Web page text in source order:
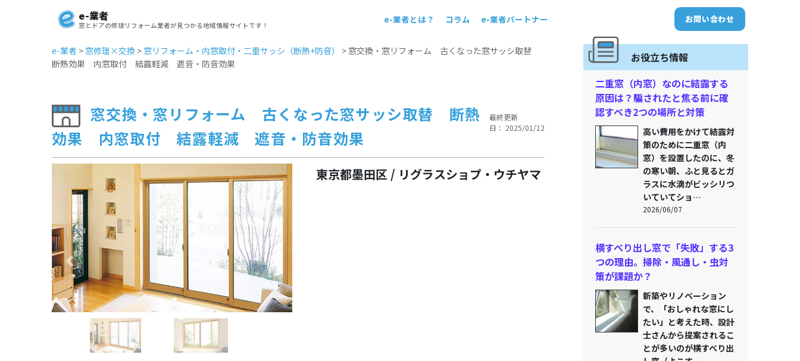
e-業者
窓とドアの修理リフォーム業者が見つかる地域情報サイトです！
e-業者とは？ コラム e-業者パートナー お問い合わせ
e-業者 > 窓修理×交換 > 窓リフォーム・内窓取付・二重サッシ（断熱+防音） > 窓交換・窓リフォーム 古くなった窓サッシ取替
断熱効果 内窓取付 結露軽減 遮音・防音効果
窓交換・窓リフォーム 古くなった窓サッシ取替 断熱
効果 内窓取付 結露軽減 遮音・防音効果
最終更新
日： 2025/01/12
Previous Next
東京都墨田区 / リグラスショプ・ウチヤマ
お役立ち情報
二重窓（内窓）なのに結露する
原因は？騙されたと焦る前に確
認すべき2つの場所と対策
高い費用をかけて結露対
策のために二重窓（内
窓）を設置したのに、冬
の寒い朝、ふと見るとガ
ラスに水滴がビッシリつ
いていてショ…
2026/06/07
横すべり出し窓で「失敗」する3
つの理由。掃除・風通し・虫対
策が課題か？
新築やリノベーション
で、「おしゃれな窓にし
たい」と考えた時、設計
士さんから提案されるこ
とが多いのが横すべり出